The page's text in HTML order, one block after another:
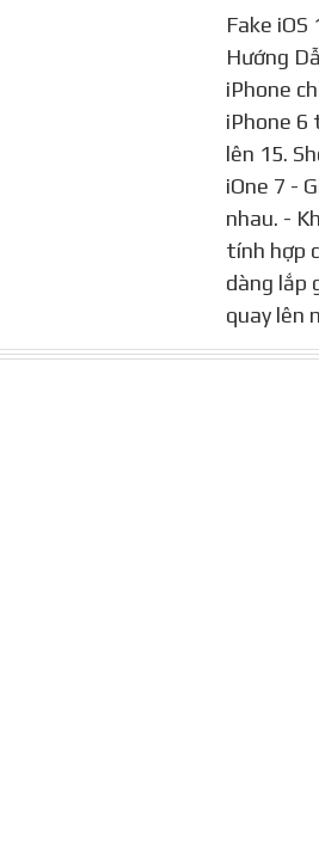
Fake
Hướng
iPhone
iPhone 6
lên 15.
iOne 7 -
nhau. -
tính hợp
dàng lắp
quay lên